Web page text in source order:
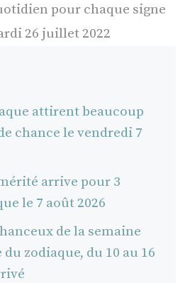
pour chaque signe
26 juillet 2022
attirent beaucoup
chance le vendredi 7
arrive pour 3
le 7 août 2026
de la semaine
zodiaque, du 10 au 16